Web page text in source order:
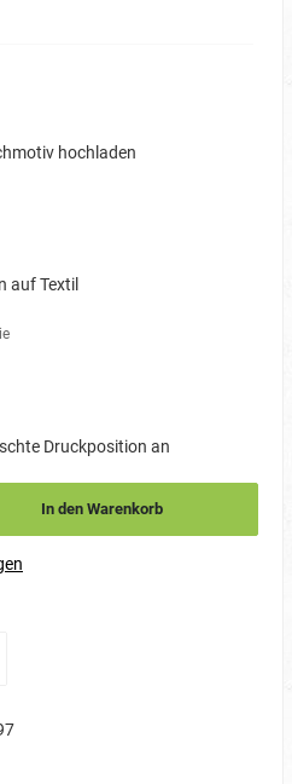
hochladen
auf Textil
Druckposition an
In den Warenkorb